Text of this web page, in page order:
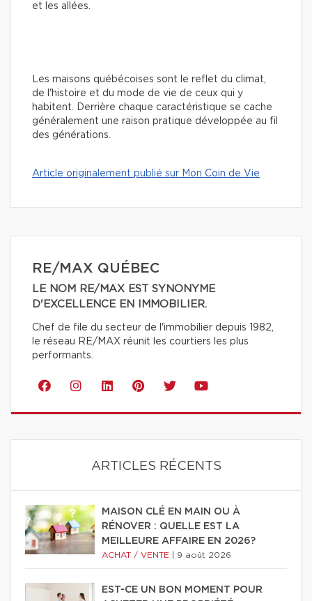
et les allées.
Les maisons québécoises sont le reflet du climat,
de l'histoire et du mode de vie de ceux qui y
habitent. Derrière chaque caractéristique se cache
généralement une raison pratique développée au fil
des générations.
Article originalement publié sur Mon Coin de Vie
RE/MAX QUÉBEC
LE NOM RE/MAX EST SYNONYME
D'EXCELLENCE EN IMMOBILIER.
Chef de file du secteur de l'immobilier depuis 1982,
le réseau RE/MAX réunit les courtiers les plus
performants.
ARTICLES RÉCENTS
MAISON CLÉ EN MAIN OU À
RÉNOVER : QUELLE EST LA
MEILLEURE AFFAIRE EN 2026?
ACHAT / VENTE 9 août 2026
EST-CE UN BON MOMENT POUR